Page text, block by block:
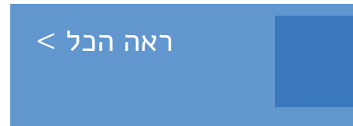
ראה הכל >